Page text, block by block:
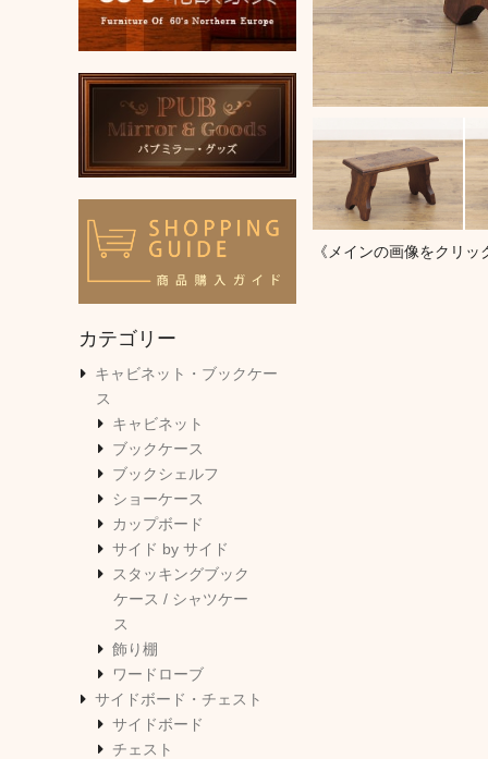
《メインの画像をクリ
カテゴリー
キャビネット・ブックケー
ス
キャビネット
ブックケース
ブックシェルフ
ショーケース
カップボード
サイド by サイド
スタッキングブック
ケース / シャツケー
ス
飾り棚
ワードローブ
サイドボード・チェスト
サイドボード
チェスト